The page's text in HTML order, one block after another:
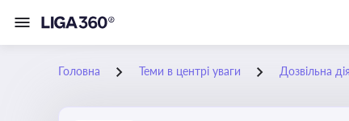
Головна Теми в центрі уваги Дозвільна